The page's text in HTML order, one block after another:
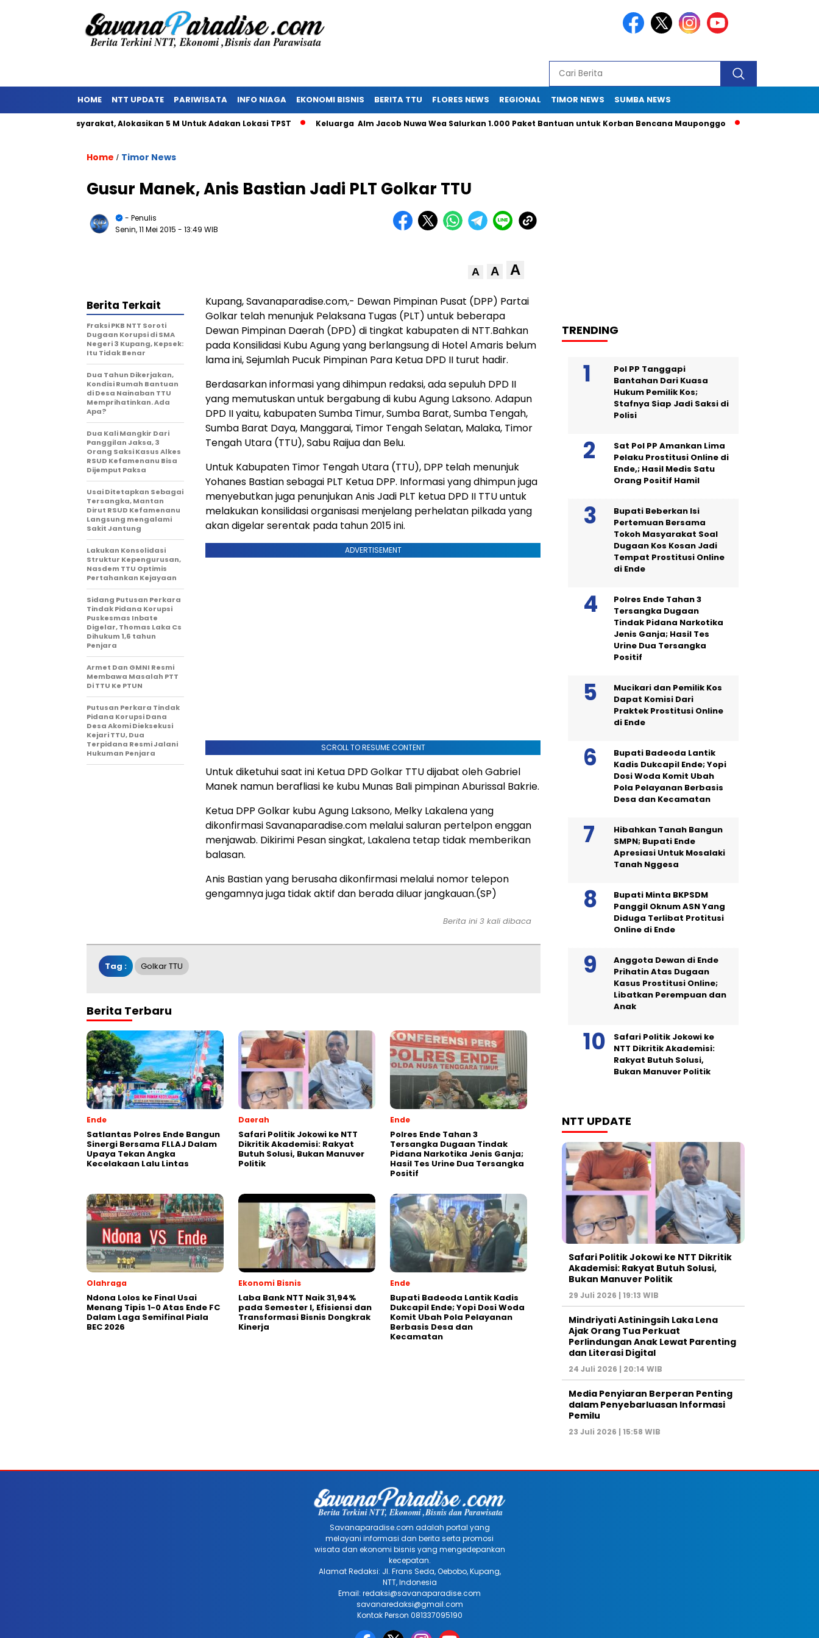
HOME NTT UPDATE PARIWISATA INFO NIAGA EKONOMI BISNIS BERITA TTU FLORES NEWS REGIONAL TIMOR NEWS SUMBA NEWS
Masyarakat, Alokasikan 5 M Untuk Adakan Lokasi TPST Keluarga Alm Jacob Nuwa Wea Salurkan 1.000 Paket Bantuan untuk Korban Bencana Mauponggo Drama Pergub 33:
Home / Timor News
Gusur Manek, Anis Bastian Jadi PLT Golkar TTU
- Penulis
Senin, 11 Mei 2015 - 13:49 WIB
A A A
Kupang, Savanaparadise.com,- Dewan Pimpinan Pusat (DPP) Partai
Golkar telah menunjuk Pelaksana Tugas (PLT) untuk beberapa
Dewan Pimpinan Daerah (DPD) di tingkat kabupaten di NTT.Bahkan
pada Konsilidasi Kubu Agung yang berlangsung di Hotel Amaris belum
lama ini, Sejumlah Pucuk Pimpinan Para Ketua DPD II turut hadir.
Berdasarkan informasi yang dihimpun redaksi, ada sepuluh DPD II
yang memutuskan untuk bergabung di kubu Agung Laksono. Adapun
DPD II yaitu, kabupaten Sumba Timur, Sumba Barat, Sumba Tengah,
Sumba Barat Daya, Manggarai, Timor Tengah Selatan, Malaka, Timor
Tengah Utara (TTU), Sabu Raijua dan Belu.
Untuk Kabupaten Timor Tengah Utara (TTU), DPP telah menunjuk
Yohanes Bastian sebagai PLT Ketua DPP. Informasi yang dhimpun juga
menyebutkan juga penunjukan Anis Jadi PLT ketua DPD II TTU untuk
melakukan konsilidasi organisasi menjelang perhelatan pilkada yang
akan digelar serentak pada tahun 2015 ini.
ADVERTISEMENT
SCROLL TO RESUME CONTENT
Untuk diketuhui saat ini Ketua DPD Golkar TTU dijabat oleh Gabriel
Manek namun berafliasi ke kubu Munas Bali pimpinan Aburissal Bakrie.
Ketua DPP Golkar kubu Agung Laksono, Melky Lakalena yang
dikonfirmasi Savanaparadise.com melalui saluran pertelpon enggan
menjawab. Dikirimi Pesan singkat, Lakalena tetap tidak memberikan
balasan.
Anis Bastian yang berusaha dikonfirmasi melalui nomor telepon
gengamnya juga tidak aktif dan berada diluar jangkauan.(SP)
Berita Terkait
Fraksi PKB NTT Soroti
Dugaan Korupsi di SMA
Negeri 3 Kupang, Kepsek:
Itu Tidak Benar
Dua Tahun Dikerjakan,
Kondisi Rumah Bantuan
di Desa Nainaban TTU
Memprihatinkan. Ada
Apa?
Dua Kali Mangkir Dari
Panggilan Jaksa, 3
Orang Saksi Kasus Alkes
RSUD Kefamenanu Bisa
Dijemput Paksa
Usai Ditetapkan Sebagai
Tersangka, Mantan
Dirut RSUD Kefamenanu
Langsung mengalami
Sakit Jantung
Lakukan Konsolidasi
Struktur Kepengurusan,
Nasdem TTU Optimis
Pertahankan Kejayaan
Sidang Putusan Perkara
Tindak Pidana Korupsi
Puskesmas Inbate
Digelar, Thomas Laka Cs
Dihukum 1,6 tahun
Penjara
Armet Dan GMNI Resmi
Membawa Masalah PTT
Di TTU Ke PTUN
Putusan Perkara Tindak
Pidana Korupsi Dana
Desa Akomi Dieksekusi
Kejari TTU, Dua
Terpidana Resmi Jalani
Hukuman Penjara
Berita ini 3 kali dibaca
Tag : Golkar TTU
Berita Terbaru
Ende
Satlantas Polres Ende Bangun
Sinergi Bersama FLLAJ Dalam
Upaya Tekan Angka
Kecelakaan Lalu Lintas
Daerah
Safari Politik Jokowi ke NTT
Dikritik Akademisi: Rakyat
Butuh Solusi, Bukan Manuver
Politik
Ende
Polres Ende Tahan 3
Tersangka Dugaan Tindak
Pidana Narkotika Jenis Ganja;
Hasil Tes Urine Dua Tersangka
Positif
Olahraga
Ndona Lolos ke Final Usai
Menang Tipis 1-0 Atas Ende FC
Dalam Laga Semifinal Piala
BEC 2026
Ekonomi Bisnis
Laba Bank NTT Naik 31,94%
pada Semester I, Efisiensi dan
Transformasi Bisnis Dongkrak
Kinerja
Ende
Bupati Badeoda Lantik Kadis
Dukcapil Ende; Yopi Dosi Woda
Komit Ubah Pola Pelayanan
Berbasis Desa dan
Kecamatan
TRENDING
Pol PP Tanggapi
Bantahan Dari Kuasa
Hukum Pemilik Kos;
Stafnya Siap Jadi Saksi di
Polisi
Sat Pol PP Amankan Lima
Pelaku Prostitusi Online di
Ende,; Hasil Medis Satu
Orang Positif Hamil
Bupati Beberkan Isi
Pertemuan Bersama
Tokoh Masyarakat Soal
Dugaan Kos Kosan Jadi
Tempat Prostitusi Online
di Ende
Polres Ende Tahan 3
Tersangka Dugaan
Tindak Pidana Narkotika
Jenis Ganja; Hasil Tes
Urine Dua Tersangka
Positif
Mucikari dan Pemilik Kos
Dapat Komisi Dari
Praktek Prostitusi Online
di Ende
Bupati Badeoda Lantik
Kadis Dukcapil Ende; Yopi
Dosi Woda Komit Ubah
Pola Pelayanan Berbasis
Desa dan Kecamatan
Hibahkan Tanah Bangun
SMPN; Bupati Ende
Apresiasi Untuk Mosalaki
Tanah Nggesa
Bupati Minta BKPSDM
Panggil Oknum ASN Yang
Diduga Terlibat Protitusi
Online di Ende
Anggota Dewan di Ende
Prihatin Atas Dugaan
Kasus Prostitusi Online;
Libatkan Perempuan dan
Anak
Safari Politik Jokowi ke
NTT Dikritik Akademisi:
Rakyat Butuh Solusi,
Bukan Manuver Politik
NTT UPDATE
Safari Politik Jokowi ke NTT Dikritik
Akademisi: Rakyat Butuh Solusi,
Bukan Manuver Politik
29 Juli 2026 | 19:13 WIB
Mindriyati Astiningsih Laka Lena
Ajak Orang Tua Perkuat
Perlindungan Anak Lewat Parenting
dan Literasi Digital
24 Juli 2026 | 20:14 WIB
Media Penyiaran Berperan Penting
dalam Penyebarluasan Informasi
Pemilu
23 Juli 2026 | 15:58 WIB
Savanaparadise.com adalah portal yang
melayani informasi dan berita serta promosi
wisata dan ekonomi bisnis yang mengedepankan
kecepatan.
Alamat Redaksi: Jl. Frans Seda, Oebobo, Kupang,
NTT, Indonesia
Email: redaksi@savanaparadise.com
savanaredaksi@gmail.com
Kontak Person 081337095190